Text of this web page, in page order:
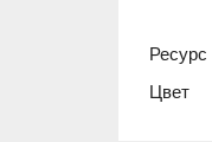
Ресурс
Цвет